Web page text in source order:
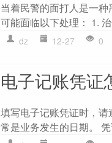
当着民警的面打人是一
可能面临以下处理： 1.
dz 12-27 0
电子记账凭证
填写电子记账凭证时，
常是业务发生的日期。